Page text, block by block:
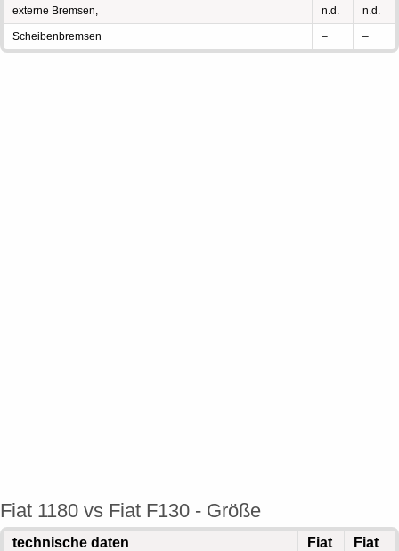
externe Bremsen, n.d. n.d.
Scheibenbremsen – –
Fiat 1180 vs Fiat F130 - Größe
technische daten
Fiat
Fiat